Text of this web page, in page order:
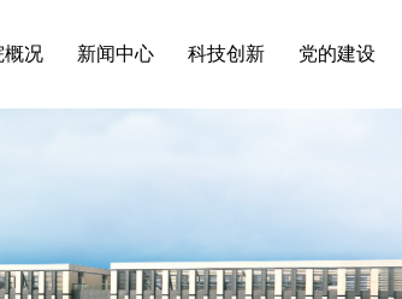
概况 新闻中心 科技创新 党的建设